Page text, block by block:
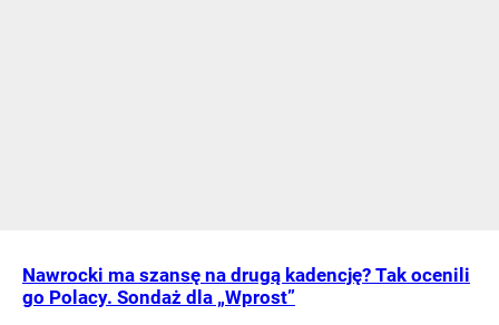
Nawrocki ma szansę na drugą kadencję? Tak ocenili
go Polacy. Sondaż dla „Wprost”